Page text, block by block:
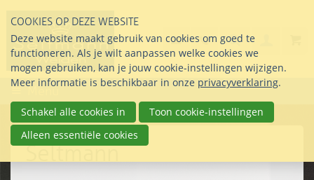
links
over
Direct
naar
inhoud
Direct
naar
het
info@seltmann-
Stel uw vraag
085 76 07 000
Search
Menu
Seltmann
COOKIES OP DEZE WEBSITE
Deze website maakt gebruik van cookies om goed te
functioneren. Als je wilt aanpassen welke cookies we
mogen gebruiken, kan je jouw cookie-instellingen wijzigen.
Meer informatie is beschikbaar in onze privacyverklaring.
Schakel alle cookies in
Toon cookie-instellingen
Alleen essentiële cookies